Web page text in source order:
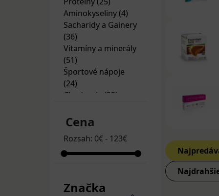
Aminokyseliny (4)
Sacharidy a Gainery
(36)
Vitamíny a minerály
(51)
Športové nápoje
(24)
Chudnutie (33)
Kreatín a
Cena
Rozsah: 0€- 123€
Značka